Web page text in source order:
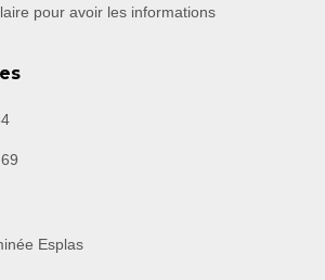
pour avoir les informations
Esplas